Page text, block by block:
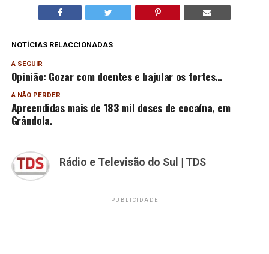
NOTÍCIAS RELACCIONADAS
A SEGUIR
Opinião: Gozar com doentes e bajular os fortes…
A NÃO PERDER
Apreendidas mais de 183 mil doses de cocaína, em
Grândola.
Rádio e Televisão do Sul | TDS
PUBLICIDADE